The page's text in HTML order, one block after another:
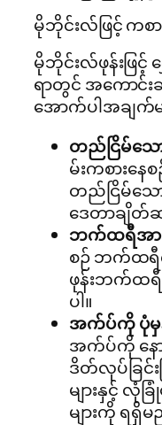
မိုဘိုင်းလ်ဖြင့် ကစာ
မိုဘိုင်းလ်ဖုန်းဖြင့်
ရာတွင် အကောင်
အောက်ပါအချက်
တည်ငြိမ်သ
မ်းကစားနေ
တည်ငြိမ်သေ
ဒေတာချိတ်
ဘက်ထရီအား
စဉ် ဘက်ထရီ
ဖုန်းဘက်ထရီ
ပါ။
အက်ပ်ကို ပုံမှ
အက်ပ်ကို နေ
ဒိတ်လုပ်ခြင်
များနှင့် လုံ
များကို ရရှိ